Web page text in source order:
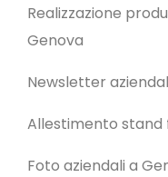
Realizzazione
Genova
Newsletter
Allestimento stand
Foto aziendali a